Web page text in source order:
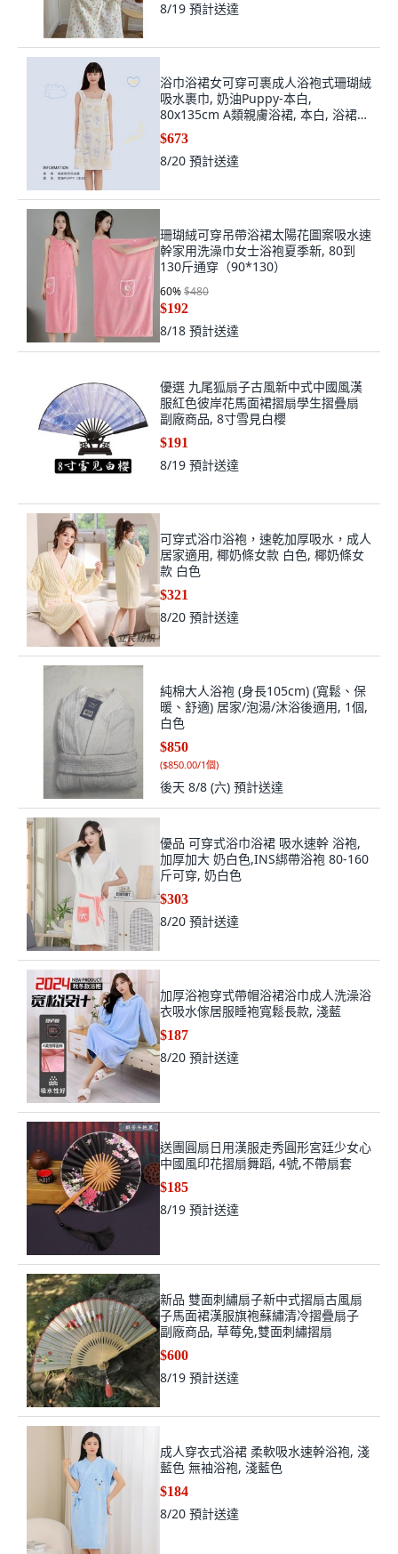
8/19 預計送達
浴巾浴裙女可穿可裹成人浴袍式珊瑚絨
吸水裹巾, 奶油Puppy-本白,
80x135cm A類親膚浴裙, 本白, 浴裙
+毛巾
$673
8/20 預計送達
珊瑚絨可穿吊帶浴裙太陽花圖案吸水速
幹家用洗澡巾女士浴袍夏季新, 80到
130斤通穿（90*130）
60%$480
$192
8/18 預計送達
優選 九尾狐扇子古風新中式中國風漢
服紅色彼岸花馬面裙摺扇學生摺疊扇
副廠商品, 8寸雪見白櫻
$191
8/19 預計送達
可穿式浴巾浴袍，速乾加厚吸水，成人
居家適用, 椰奶條女款 白色, 椰奶條女
款 白色
$321
8/20 預計送達
純棉大人浴袍 (身長105cm) (寬鬆、保
暖、舒適) 居家/泡湯/沐浴後適用, 1個,
白色
$850
($850.00/1個)
後天 8/8 (六) 預計送達
優品 可穿式浴巾浴裙 吸水速幹 浴袍,
加厚加大 奶白色,INS綁帶浴袍 80-160
斤可穿, 奶白色
$303
8/20 預計送達
加厚浴袍穿式帶帽浴裙浴巾成人洗澡浴
衣吸水傢居服睡袍寬鬆長款, 淺藍
$187
8/20 預計送達
送團圓扇日用漢服走秀圓形宮廷少女心
中國風印花摺扇舞蹈, 4號,不帶扇套
$185
8/19 預計送達
新品 雙面刺繡扇子新中式摺扇古風扇
子馬面裙漢服旗袍蘇繡清冷摺疊扇子
副廠商品, 草莓免,雙面刺繡摺扇
$600
8/19 預計送達
成人穿衣式浴裙 柔軟吸水速幹浴袍, 淺
藍色 無袖浴袍, 淺藍色
$184
8/20 預計送達